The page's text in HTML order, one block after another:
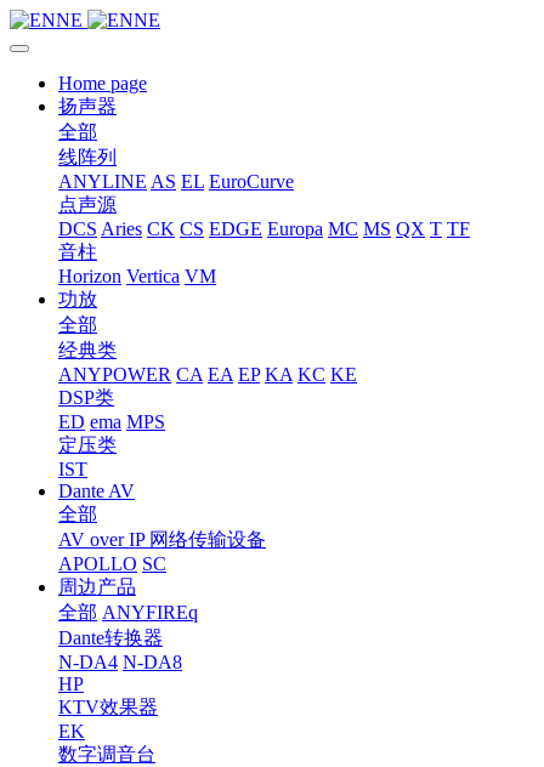
Home page
扬声器
全部
线阵列
ANYLINE AS EL EuroCurve
点声源
DCS Aries CK CS EDGE Europa MC MS QX T TF
音柱
Horizon Vertica VM
功放
全部
经典类
ANYPOWER CA EA EP KA KC KE
DSP类
ED ema MPS
定压类
IST
Dante AV
全部
AV over IP 网络传输设备
APOLLO SC
周边产品
全部 ANYFIREq
Dante转换器
N-DA4 N-DA8
HP
KTV效果器
EK
数字调音台